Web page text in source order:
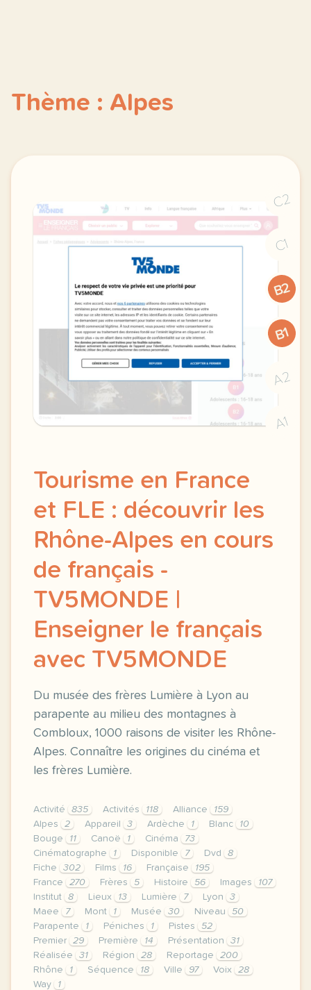
Thème : Alpes
C2
C1
B2
B1
A2
A1
Tourisme en France
et FLE : découvrir les
Rhône-Alpes en cours
de français -
TV5MONDE |
Enseigner le français
avec TV5MONDE
Du musée des frères Lumière à Lyon au
parapente au milieu des montagnes à
Combloux, 1000 raisons de visiter les Rhône-
Alpes. Connaître les origines du cinéma et
les frères Lumière.
Activité 835 Activités 118 Alliance
159
Alpes
2 Appareil 3 Ardèche 1 Blanc
10
Bouge
11 Canoë 1 Cinéma
73
Cinématographe
1 Disponible 7 Dvd
8
Fiche
302 Films 16 Française
195
France
270 Frères 5 Histoire 56 Images
107
Institut
8 Lieux 13 Lumière 7 Lyon
3
Maee
7 Mont 1 Musée 30 Niveau
50
Parapente
1 Péniches 1 Pistes
52
Premier
29 Première 14 Présentation
31
Réalisée
31 Région 28 Reportage
200
Rhône
1 Séquence 18 Ville 97 Voix
28
Way
1